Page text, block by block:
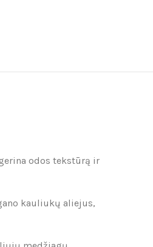
odos tekstūrą ir
kauliukų aliejus,